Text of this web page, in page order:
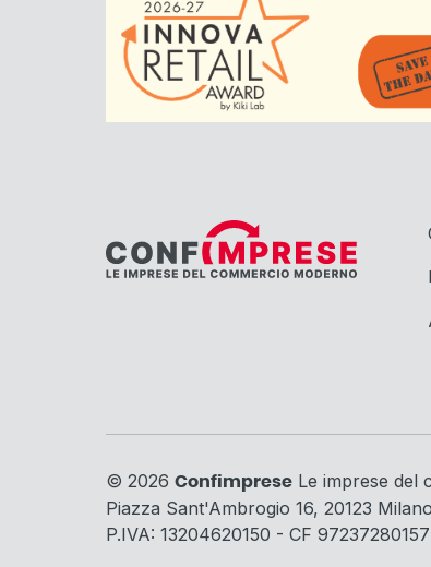
© 2026 Confimprese Le imprese del
Piazza Sant'Ambrogio 16, 20123 Milano
P.IVA: 13204620150 - CF 97237280157